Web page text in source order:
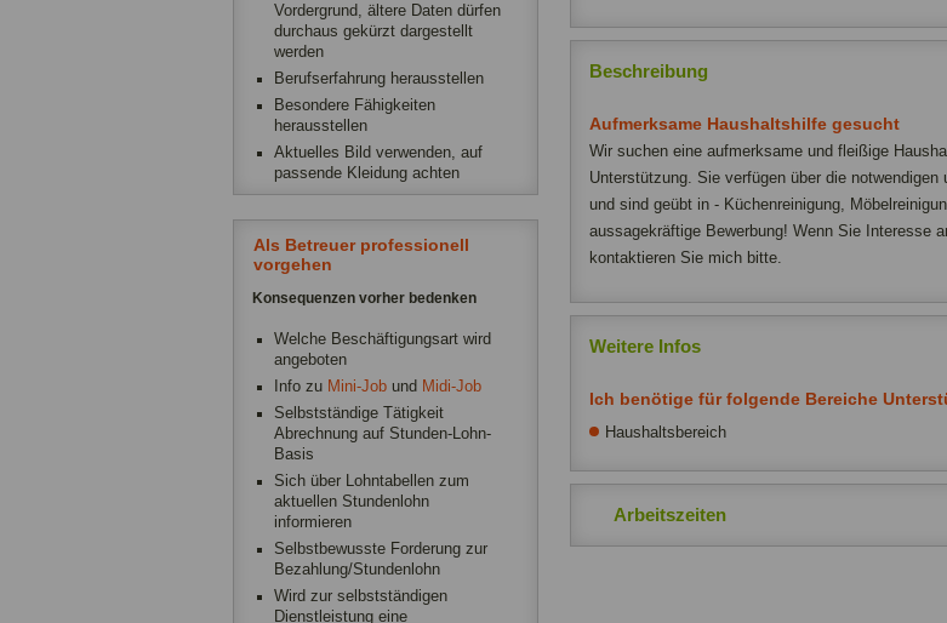
Vordergrund, ältere Daten dürfen
durchaus gekürzt dargestellt
werden
Berufserfahrung herausstellen
Besondere Fähigkeiten
herausstellen
Aktuelles Bild verwenden, auf
passende Kleidung achten
Als Betreuer professionell
vorgehen
Konsequenzen vorher bedenken
Welche Beschäftigungsart wird
angeboten
Info zu Mini-Job und Midi-Job
Selbstständige Tätigkeit
Abrechnung auf Stunden-Lohn-
Basis
Sich über Lohntabellen zum
aktuellen Stundenlohn
informieren
Selbstbewusste Forderung zur
Bezahlung/Stundenlohn
Wird zur selbstständigen
Dienstleistung eine
Beschreibung
Aufmerksame Haushaltshilfe gesucht
Wir suchen eine aufmerksame und fleißige
Unterstützung. Sie verfügen über die
und sind geübt in - Küchenreinigung,
aussagekräftige Bewerbung! Wenn Sie Interesse
kontaktieren Sie mich bitte.
Weitere Infos
Ich benötige für folgende Bereiche
Haushaltsbereich
Arbeitszeiten